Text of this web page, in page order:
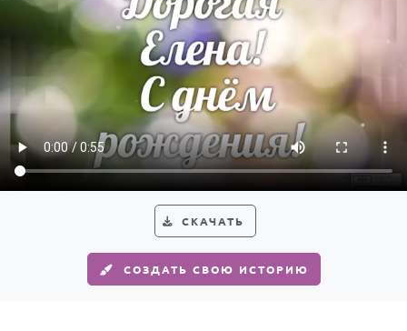
ПРАЗДНИКИ
С Днем рождения
Юбилей
Свадьба
Выпускной HOT
Календарь праздников
Женщине
Мужчине
СКАЧАТЬ
СОЗДАТЬ СВОЮ ИСТОРИЮ